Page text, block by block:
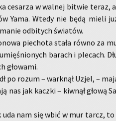
ce­sa­rza w wal­nej bi­twie teraz,
Yama. Wtedy nie będą mieli
od­bi­tych świa­tów.
pie­cho­ta stała równo za
ba­rach i ple­cach.
gło­wa­mi.
po rozum – wark­nął Uzjel, –
nas jak kacz­ki – kiw­nął głową
uda nam się wbić w mur tarcz,